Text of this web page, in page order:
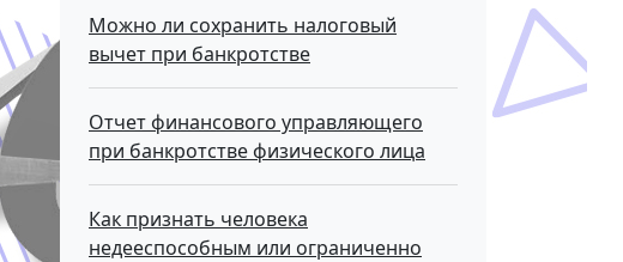
Можно ли сохранить налоговый
вычет при банкротстве
Отчет финансового управляющего
при банкротстве физического лица
Как признать человека
недееспособным или ограниченно